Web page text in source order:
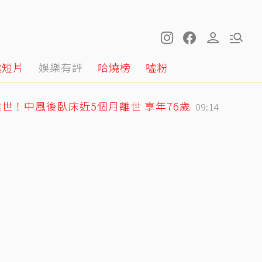
片 娛樂有評 哈燒榜 噓粉
！中風後臥床近5個月離世 享年76歲 09:14